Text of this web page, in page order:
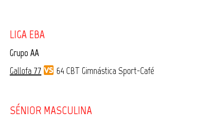
LIGA EBA
Grupo AA
Gallofa 77
64 CBT Gimnástica Sport-Café
SÉNIOR MASCULINA